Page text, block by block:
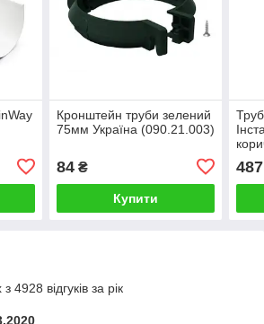
Кронштейн труби зелений
75мм Україна (090.21.003)
84₴
Купити
4928 відгуків за рік